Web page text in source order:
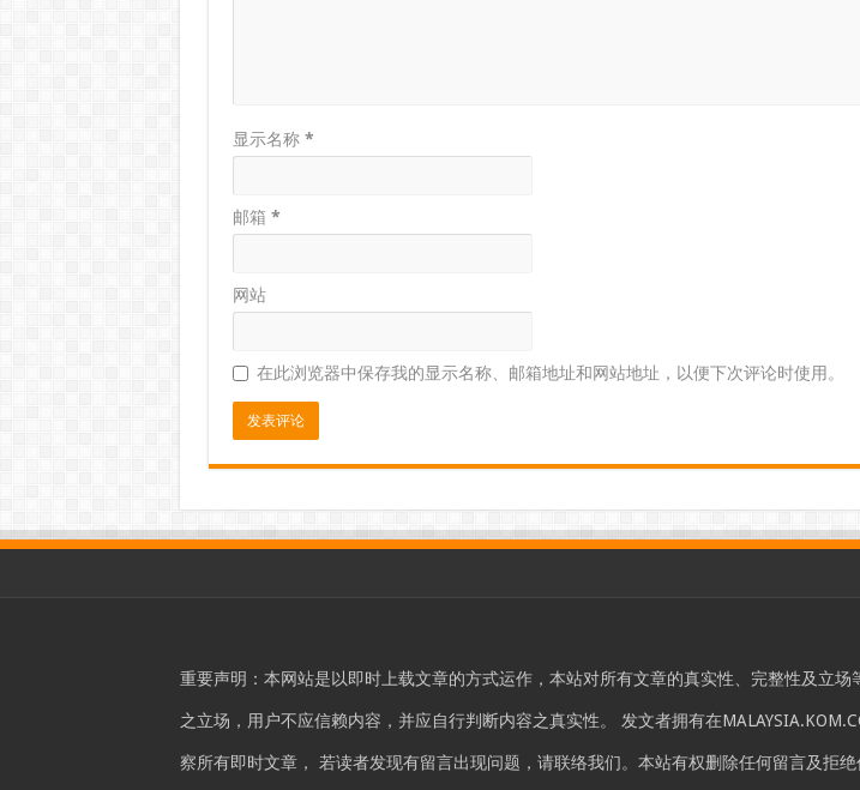
显示名称 *
邮箱 *
网站
在此浏览器中保存我的显示名称、邮箱地址和网站地址，以便下次评论时使用。
重要声明：本网站是以即时上载文章的方式运作，本站对所有文章的真实性、完整性及立
之立场，用户不应信赖内容，并应自行判断内容之真实性。 发文者拥有在
察所有即时文章， 若读者发现有留言出现问题，请联络我们。本站有权删除任何留言及拒